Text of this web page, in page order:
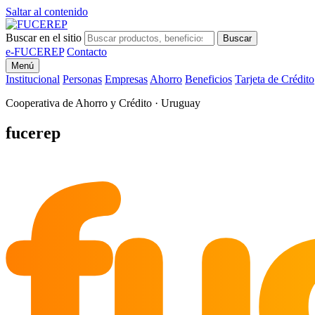
Saltar al contenido
Buscar en el sitio Buscar
e-FUCEREP Contacto
Menú
Institucional Personas Empresas Ahorro Beneficios Tarjeta de Crédito
Cooperativa de Ahorro y Crédito · Uruguay
fucerep